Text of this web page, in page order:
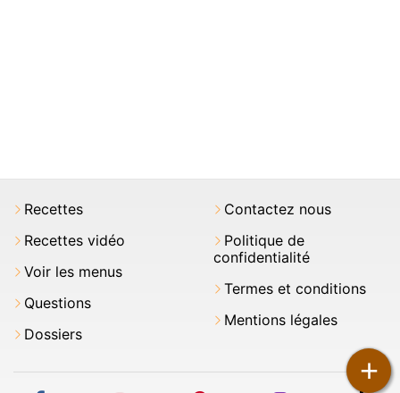
+
Recettes
Recettes vidéo
Voir les menus
Questions
Dossiers
Contactez nous
Politique de
confidentialité
Termes et conditions
Mentions légales